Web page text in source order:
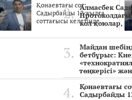
Қонаевтағы сот:
Садырбайды 12 жылға
соттағысы келетінде..
Алмасбек
Протоколдағы
кол қоюлар,
Майдан
бетбұрыс:
төңкерісі»
Қонаевтағы
Садырбайды